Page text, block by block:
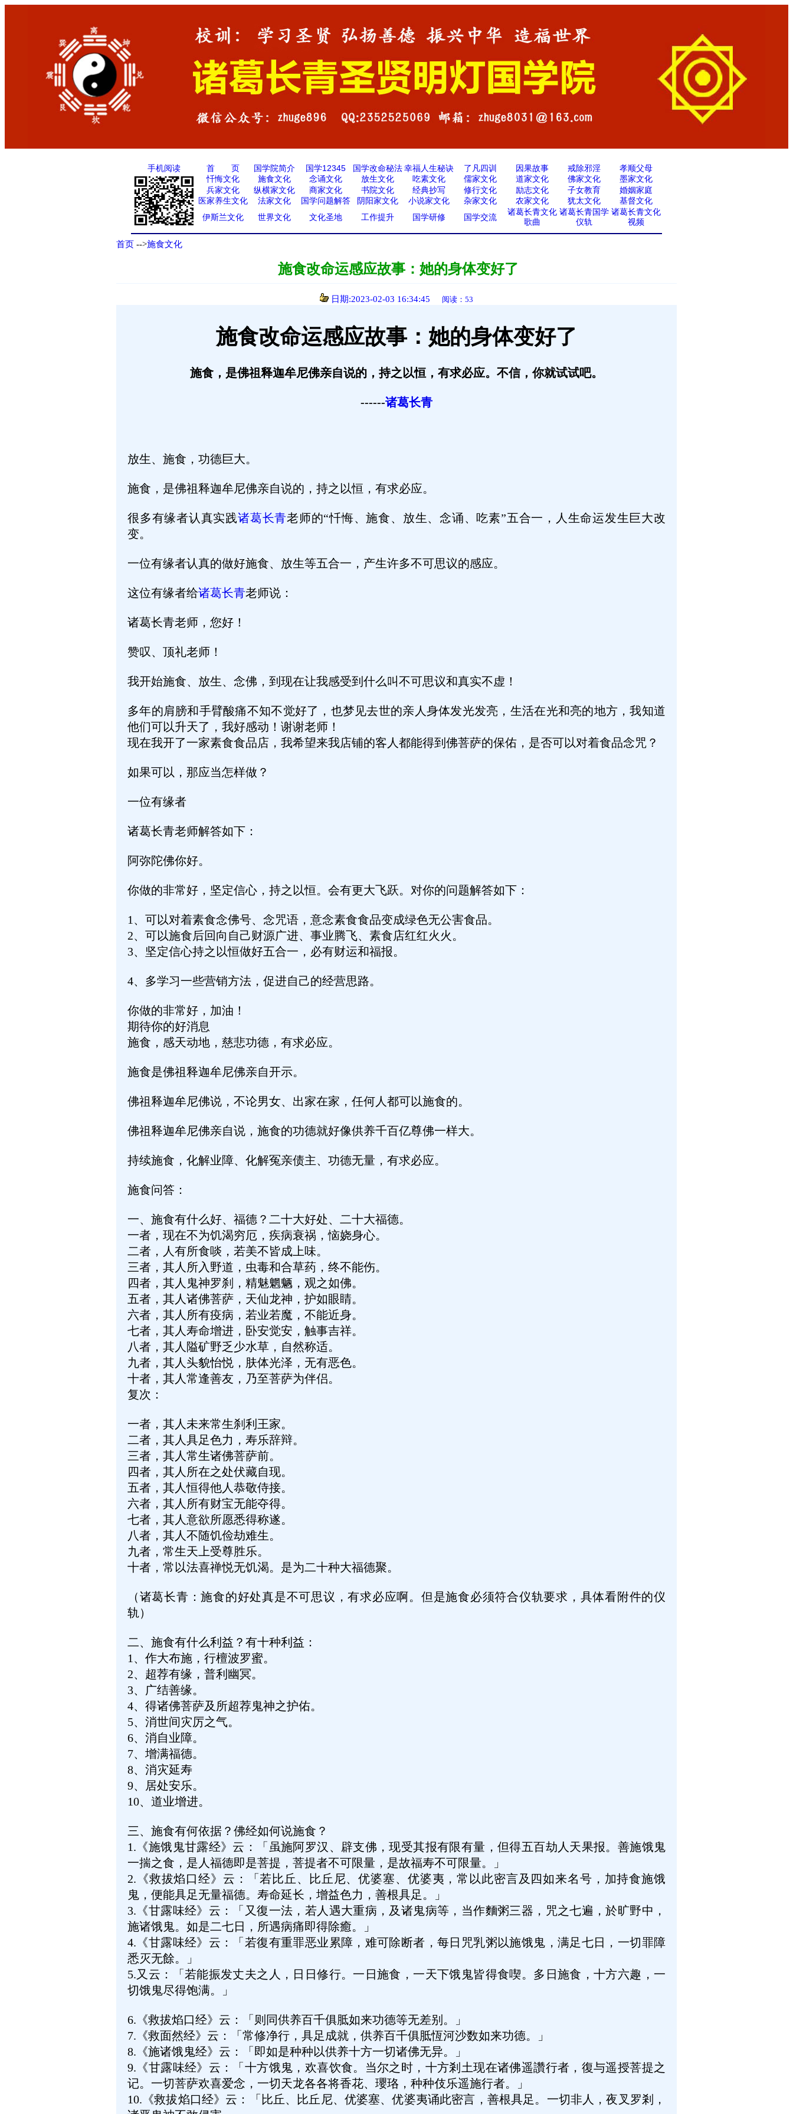
手机阅读 首 页 国学院简介 国学12345 国学改命秘法 幸福人生秘诀 了凡四训 因果故事 戒除邪淫
孝顺父母
忏悔文化
施食文化 念诵文化 放生文化 吃素文化 儒家文化 道家文化 佛家文化
墨家文化
兵家文化
纵横家文化 商家文化 书院文化 经典抄写 修行文化 励志文化 子女教育
婚姻家庭
医家养生文化
法家文化 国学问题解答 阴阳家文化 小说家文化 杂家文化 农家文化 犹太文化
基督文化
伊斯兰文化
世界文化 文化圣地 工作提升 国学研修 国学交流
诸葛长青文化
歌曲
诸葛长青国学
仪轨
诸葛长青文化
视频
首页 -->施食文化
施食改命运感应故事：她的身体变好了
日期:2023-02-03 16:34:45 阅读：53
施食改命运感应故事：她的身体变好了
施食，是佛祖释迦牟尼佛亲自说的，持之以恒，有求必应。不信，你就试试吧。
------诸葛长青
放生、施食，功德巨大。
施食，是佛祖释迦牟尼佛亲自说的，持之以恒，有求必应。
很多有缘者认真实践诸葛长青老师的“忏悔、施食、放生、念诵、吃素”五合一，人生命运发生巨大改
变。
一位有缘者认真的做好施食、放生等五合一，产生许多不可思议的感应。
这位有缘者给诸葛长青老师说：
诸葛长青老师，您好！
赞叹、顶礼老师！
我开始施食、放生、念佛，到现在让我感受到什么叫不可思议和真实不虚！
多年的肩膀和手臂酸痛不知不觉好了，也梦见去世的亲人身体发光发亮，生活在光和亮的地方，我知道
他们可以升天了，我好感动！谢谢老师！
现在我开了一家素食食品店，我希望来我店铺的客人都能得到佛菩萨的保佑，是否可以对着食品念咒？
如果可以，那应当怎样做？
一位有缘者
诸葛长青老师解答如下：
阿弥陀佛你好。
你做的非常好，坚定信心，持之以恒。会有更大飞跃。对你的问题解答如下：
1 、可以对着素食念佛号、念咒语，意念素食食品变成绿色无公害食品。
2、可以施食后回向自己财源广进、事业腾飞、素食店红红火火。
3、坚定信心持之以恒做好五合一，必有财运和福报。
4、多学习一些营销方法，促进自己的经营思路。
你做的非常好，加油！
期待你的好消息
施食，感天动地，慈悲功德，有求必应。
施食是佛祖释迦牟尼佛亲自开示。
佛祖释迦牟尼佛说，不论男女、出家在家，任何人都可以施食的。
佛祖释迦牟尼佛亲自说，施食的功德就好像供养千百亿尊佛一样大。
持续施食，化解业障、化解冤亲债主、功德无量，有求必应。
施食问答：
一、施食有什么好、福德？二十大好处、二十大福德。
一者，现在不为饥渴穷厄，疾病衰祸，恼娆身心。
二者，人有所食啖，若美不皆成上味。
三者，其人所入野道，虫毒和合草药，终不能伤。
四者，其人鬼神罗刹，精魅魍魉，观之如佛。
五者，其人诸佛菩萨，天仙龙神，护如眼睛。
六者，其人所有疫病，若业若魔，不能近身。
七者，其人寿命增进，卧安觉安，触事吉祥。
八者，其人隘矿野乏少水草，自然称适。
九者，其人头貌怡悦，肤体光泽，无有恶色。
十者，其人常逢善友，乃至菩萨为伴侣。
复次：
一者，其人未来常生刹利王家。
二者，其人具足色力，寿乐辞辩。
三者，其人常生诸佛菩萨前。
四者，其人所在之处伏藏自现。
五者，其人恒得他人恭敬侍接。
六者，其人所有财宝无能夺得。
七者，其人意欲所愿悉得称遂。
八者，其人不随饥俭劫难生。
九者，常生天上受尊胜乐。
十者，常以法喜禅悦无饥渴。是为二十种大福德聚。
（诸葛长青：施食的好处真是不可思议，有求必应啊。但是施食必须符合仪轨要求，具体看附件的仪
轨）
二、施食有什么利益？有十种利益：
1 、作大布施，行檀波罗蜜。
2、超荐有缘，普利幽冥。
3、广结善缘。
4、得诸佛菩萨及所超荐鬼神之护佑。
5、消世间灾厉之气。
6、消自业障。
7、增满福德。
8、消灾延寿
9、居处安乐。
10、道业增进。
三、施食有何依据？佛经如何说施食？
1. 《施饿鬼甘露经》云：「虽施阿罗汉、辟支佛，现受其报有限有量，但得五百劫人天果报。善施饿鬼
一揣之食，是人福德即是菩提，菩提者不可限量，是故福寿不可限量。」
2. 《救拔焰口经》云：「若比丘、比丘尼、优婆塞、优婆夷，常以此密言及四如来名号，加持食施饿
鬼，便能具足无量福德。寿命延长，增益色力，善根具足。」
3. 《甘露味经》云：「又復一法，若人遇大重病，及诸鬼病等，当作麵粥三器，咒之七遍，於旷野中，
施诸饿鬼。如是二七日，所遇病痛即得除癒。」
4. 《甘露味经》云：「若復有重罪恶业累障，难可除断者，每日咒乳粥以施饿鬼，满足七日，一切罪障
悉灭无餘。」
5.又云：「若能振发丈夫之人，日日修行。一日施食，一天下饿鬼皆得食喫。多日施食，十方六趣，一
切饿鬼尽得饱满。」
6. 《救拔焰口经》云：「则同供养百千俱胝如来功德等无差别。」
7. 《救面然经》云：「常修净行，具足成就，供养百千俱胝恆河沙数如来功德。」
8. 《施诸饿鬼经》云：「即如是种种以供养十方一切诸佛无异。」
9. 《甘露味经》云：「十方饿鬼，欢喜饮食。当尔之时，十方剎土现在诸佛遥讚行者，復与遥授菩提之
记。一切菩萨欢喜爱念，一切天龙各各将香花、瓔珞，种种伎乐遥施行者。」
10. 《救拔焰口经》云：「比丘、比丘尼、优婆塞、优婆夷诵此密言，善根具足。一切非人，夜叉罗剎，